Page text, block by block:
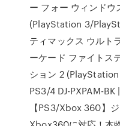
ー フォー ウィンドウ
(PlayStation 3/
ティマックス ウルト
ーケード ファイトス
ション 2
PS3/4 DJ-PXPAM-
【PS3/Xbox 360】